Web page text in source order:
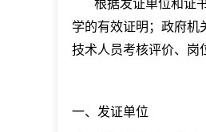
根据发证单位和证
学的有效证明；政府机
技术人员考核评价、岗
一、发证单位